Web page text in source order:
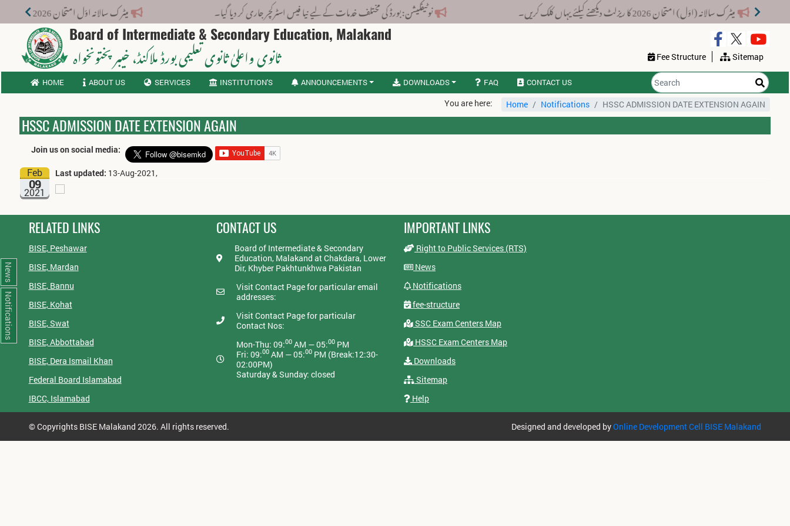
میٹرک سالانہ (اوَل) امتحان 2026 کا ریزلٹ دیکھنے کیلئے یہاں کلک کریں۔ نوٹیفکیشن: بورڈ کی مختلف خدمات کے لیے نیا فیس اسٹرکچر جاری کر دیا گیا۔ میٹرک سالانہ اوّل امتحان 2026: پوزیشن ہولڈرز کا اعلان 6 اگست کو دوپہر 2 بجے اور مکمل نتائج شام 4 بجے بورڈ کی ویب سائٹ پر جاری ہوں گے۔
Board of Intermediate & Secondary Education, Malakand
ثانوی واعلیٰ ثانوی تعلیمی بورڈ ملاکنڈ، خیبر پختونخواہ Fee Structure Sitemap
HOME ABOUT US SERVICES INSTITUTION'S ANNOUNCEMENTS DOWNLOADS FAQ CONTACT US
You are here: Home Notifications HSSC ADMISSION DATE EXTENSION AGAIN
HSSC ADMISSION DATE EXTENSION AGAIN
Join us on social media:
2021
Feb
09
Last updated: 13-Aug-2021,
RELATED LINKS
BISE, Peshawar
BISE, Mardan
BISE, Bannu
BISE, Kohat
BISE, Swat
BISE, Abbottabad
BISE, Dera Ismail Khan
Federal Board Islamabad
IBCC, Islamabad
CONTACT US
Board of Intermediate & Secondary
Education, Malakand at Chakdara, Lower
Dir, Khyber Pakhtunkhwa Pakistan
Visit Contact Page for particular email
addresses:
Visit Contact Page for particular
Contact Nos:
Mon-Thu: 09:00AM — 05:00PM
Fri: 09:00AM — 05:00PM (Break:12:30-
02:00PM)
Saturday & Sunday: closed
IMPORTANT LINKS
Right to Public Services (RTS)
News
Notifications
fee-structure
SSC Exam Centers Map
HSSC Exam Centers Map
Downloads
Sitemap
Help
© Copyrights BISE Malakand 2026. All rights reserved. Designed and developed byOnline Development Cell BISE Malakand
News
Notifications